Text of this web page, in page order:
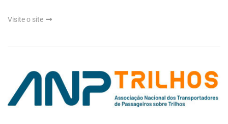
Visite o site